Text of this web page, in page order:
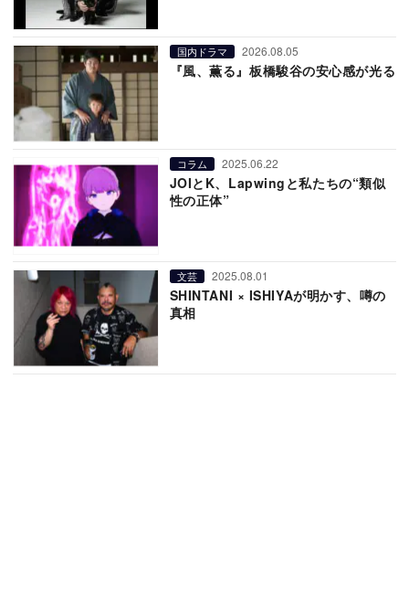
国内ドラマ 2026.08.05
『風、薫る』板橋駿谷の安心感が光る
コラム 2025.06.22
JOIとK、Lapwingと私たちの“類似
性の正体”
文芸 2025.08.01
SHINTANI × ISHIYAが明かす、噂の
真相